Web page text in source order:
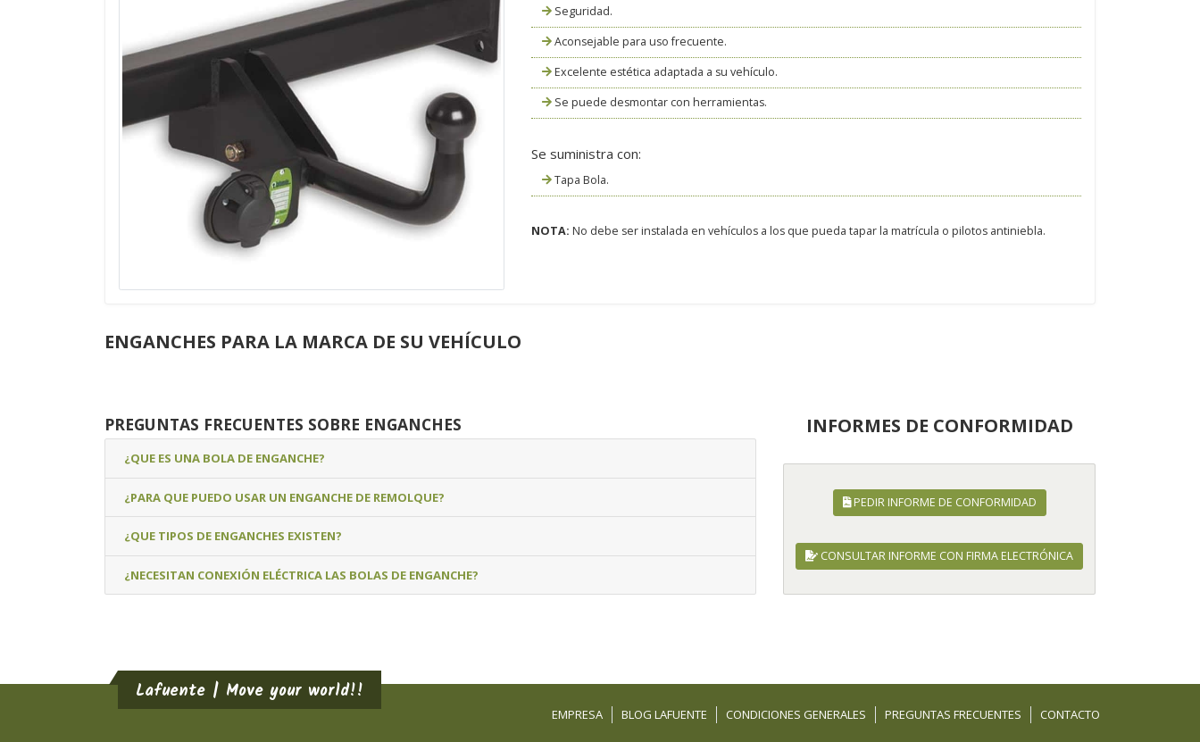
Seguridad.
Aconsejable para uso frecuente.
Excelente estética adaptada a su vehículo.
Se puede desmontar con herramientas.
Se suministra con:
Tapa Bola.
NOTA: No debe ser instalada en vehículos a los que pueda tapar la matrícula o pilotos antiniebla.
ENGANCHES PARA LA MARCA DE SU VEHÍCULO
PREGUNTAS FRECUENTES SOBRE ENGANCHES
¿QUE ES UNA BOLA DE ENGANCHE?
¿PARA QUE PUEDO USAR UN ENGANCHE DE REMOLQUE?
¿QUE TIPOS DE ENGANCHES EXISTEN?
¿NECESITAN CONEXIÓN ELÉCTRICA LAS BOLAS DE ENGANCHE?
INFORMES DE CONFORMIDAD
PEDIR INFORME DE CONFORMIDAD
CONSULTAR INFORME CON FIRMA ELECTRÓNICA
Lafuente | Move your world!!
EMPRESA BLOG LAFUENTE CONDICIONES GENERALES PREGUNTAS FRECUENTES CONTACTO